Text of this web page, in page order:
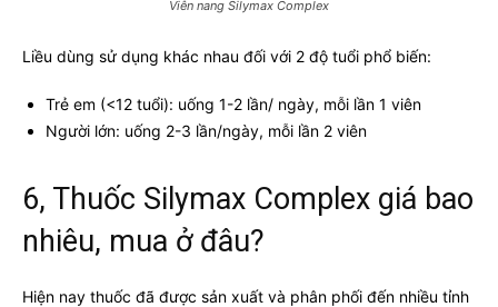
Viên nang Silymax Complex
Liều dùng sử dụng khác nhau đối với 2 độ tuổi phổ biến:
Trẻ em (<12 tuổi): uống 1-2 lần/ ngày, mỗi lần 1 viên
Người lớn: uống 2-3 lần/ngày, mỗi lần 2 viên
6, Thuốc Silymax Complex giá bao
nhiêu, mua ở đâu?
Hiện nay thuốc đã được sản xuất và phân phối đến nhiều tỉnh